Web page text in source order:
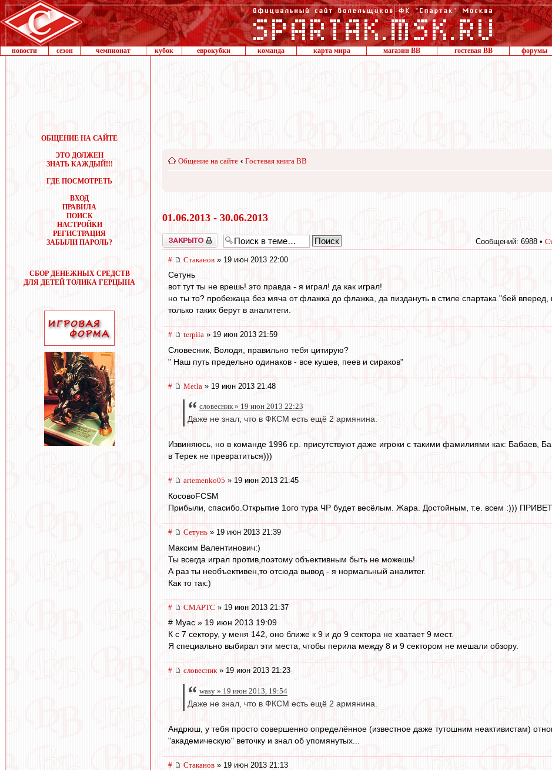
новости сезон чемпионат кубок еврокубки команда карта мира магазин ВВ гостевая ВВ форумы
ОБЩЕНИЕ НА САЙТЕ
ЭТО ДОЛЖЕН
ЗНАТЬ КАЖДЫЙ!!!
ГДЕ ПОСМОТРЕТЬ
ВХОД
ПРАВИЛА
ПОИСК
НАСТРОЙКИ
РЕГИСТРАЦИЯ
ЗАБЫЛИ ПАРОЛЬ?
СБОР ДЕНЕЖНЫХ СРЕДСТВ
ДЛЯ ДЕТЕЙ ТОЛИКА ГЕРЦЫНА
Общение на сайте ‹ Гостевая книга ВВ
01.06.2013 - 30.06.2013
Закрыто Сообщений: 6988 •
# Cтаканов » 19 июн 2013 22:00
Сетунь
вот тут ты не врешь! это правда - я играл! да как играл!
но ты то? пробежаца без мяча от флажка до флажка, да пиздануть в стиле спартака "бей вперед,
только таких берут в аналитеги.
# terpila » 19 июн 2013 21:59
Словесник, Володя, правильно тебя цитирую?
" Наш путь предельно одинаков - все кушев, пеев и сираков"
# Metla » 19 июн 2013 21:48
словесник » 19 июн 2013 22:23
Даже не знал, что в ФКСМ есть ещё 2 армянина.
Извиняюсь, но в команде 1996 г.р. присутствуют даже игроки с такими фамилиями как: Бабаев,
в Терек не превратиться)))
# artemenko05 » 19 июн 2013 21:45
КосовоFCSМ
Прибыли, спасибо.Открытие 1ого тура ЧР будет весёлым. Жара. Достойным, т.е. всем :)))
# Сетунь » 19 июн 2013 21:39
Максим Валентинович:)
Ты всегда играл против,поэтому объективным быть не можешь!
А раз ты необъективен,то отсюда вывод - я нормальный аналитег.
Как то так:)
# СМАРТС » 19 июн 2013 21:37
# Myac » 19 июн 2013 19:09
К с 7 сектору, у меня 142, оно ближе к 9 и до 9 сектора не хватает 9 мест.
Я специально выбирал эти места, чтобы перила между 8 и 9 сектором не мешали обзору.
# словесник» 19 июн 2013 21:23
wasy » 19 июн 2013, 19:54
Даже не знал, что в ФКСМ есть ещё 2 армянина.
Андрюш, у тебя просто совершенно определённое (известное даже тутошним неактивистам)
"академическую" веточку и знал об упомянутых...
# Cтаканов » 19 июн 2013 21:13